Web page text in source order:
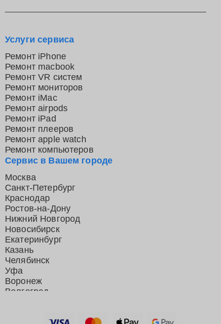
Сервис в Вашем городе
Москва
Санкт-Петербург
Краснодар
Ростов-на-Дону
Нижний Новгород
Новосибирск
Екатеринбург
Казань
Челябинск
Уфа
Воронеж
Волгоград
Услуги сервиса
Ремонт iPhone
Ремонт macbook
Ремонт VR систем
Ремонт мониторов
Ремонт iMac
Ремонт airpods
Ремонт iPad
Ремонт плееров
Ремонт apple watch
Ремонт компьютеров